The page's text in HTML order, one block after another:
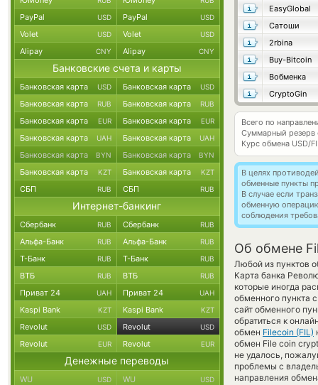
EasyGlobal
Сатоши
2rbina
Buy-Bitcoin
Вобменка
CryptoGin
Всего по
Суммарный резерв
Курс обмена USD/
В целях
обменные пункты
В случае если
обменную
соблюдения
Об обмене
Любой из пунктов
Карта банка
которые иногда
обменного пункта
сайт обменного
обратиться к
обмен Filecoin (FIL)
обмен File coin
не удалось,
проблемы с
направления
PayPal USD PayPal USD
Volet USD Volet USD
Alipay CNY Alipay CNY
Банковские счета и карты
Банковская карта USD Банковская карта USD
Банковская карта RUB Банковская карта RUB
Банковская карта EUR Банковская карта EUR
Банковская карта UAH Банковская карта UAH
Банковская карта BYN Банковская карта BYN
Банковская карта KZT Банковская карта KZT
СБП RUB СБП RUB
Интернет-банкинг
Сбербанк RUB Сбербанк RUB
Альфа-Банк RUB Альфа-Банк RUB
Т-Банк RUB Т-Банк RUB
ВТБ RUB ВТБ RUB
Приват 24 UAH Приват 24 UAH
Kaspi Bank KZT Kaspi Bank KZT
Revolut USD Revolut USD
Revolut EUR Revolut EUR
Денежные переводы
WU USD WU USD